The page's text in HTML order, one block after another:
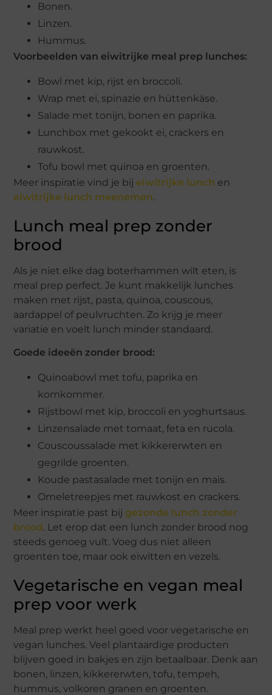
Bonen.
Linzen.
Hummus.
Voorbeelden van eiwitrijke meal prep lunches:
Bowl met kip, rijst en broccoli.
Wrap met ei, spinazie en hüttenkäse.
Salade met tonijn, bonen en paprika.
Lunchbox met gekookt ei, crackers en
rauwkost.
Tofu bowl met quinoa en groenten.
Meer inspiratie vind je bij eiwitrijke lunch en
eiwitrijke lunch meenemen.
Lunch meal prep zonder
brood
Als je niet elke dag boterhammen wilt eten, is
meal prep perfect. Je kunt makkelijk lunches
maken met rijst, pasta, quinoa, couscous,
aardappel of peulvruchten. Zo krijg je meer
variatie en voelt lunch minder standaard.
Goede ideeën zonder brood:
Quinoabowl met tofu, paprika en
komkommer.
Rijstbowl met kip, broccoli en yoghurtsaus.
Linzensalade met tomaat, feta en rucola.
Couscoussalade met kikkererwten en
gegrilde groenten.
Koude pastasalade met tonijn en mais.
Omeletreepjes met rauwkost en crackers.
Meer inspiratie past bij gezonde lunch zonder
brood. Let erop dat een lunch zonder brood nog
steeds genoeg vult. Voeg dus niet alleen
groenten toe, maar ook eiwitten en vezels.
Vegetarische en vegan meal
prep voor werk
Meal prep werkt heel goed voor vegetarische en
vegan lunches. Veel plantaardige producten
blijven goed in bakjes en zijn betaalbaar. Denk aan
bonen, linzen, kikkererwten, tofu, tempeh,
hummus, volkoren granen en groenten.